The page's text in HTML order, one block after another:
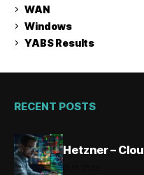
WAN
Windows
YABS Results
RECENT POSTS
Hetzner –